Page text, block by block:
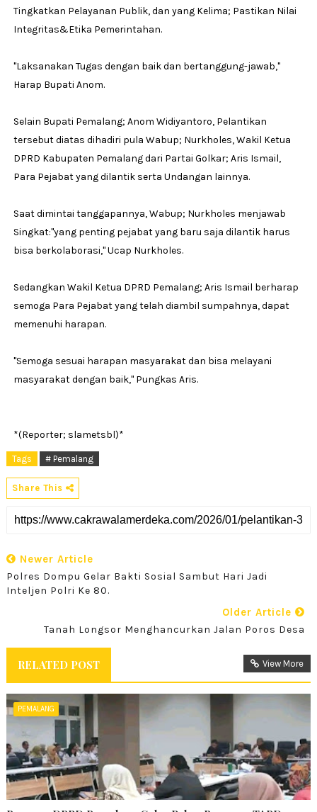
Tingkatkan Pelayanan Publik, dan yang Kelima; Pastikan Nilai
Integritas&Etika Pemerintahan.
''Laksanakan Tugas dengan baik dan bertanggung-jawab,''
Harap Bupati Anom.
Selain Bupati Pemalang; Anom Widiyantoro, Pelantikan
tersebut diatas dihadiri pula Wabup; Nurkholes, Wakil Ketua
DPRD Kabupaten Pemalang dari Partai Golkar; Aris Ismail,
Para Pejabat yang dilantik serta Undangan lainnya.
Saat dimintai tanggapannya, Wabup; Nurkholes menjawab
Singkat:''yang penting pejabat yang baru saja dilantik harus
bisa berkolaborasi,'' Ucap Nurkholes.
Sedangkan Wakil Ketua DPRD Pemalang; Aris Ismail berharap
semoga Para Pejabat yang telah diambil sumpahnya, dapat
memenuhi harapan.
''Semoga sesuai harapan masyarakat dan bisa melayani
masyarakat dengan baik,'' Pungkas Aris.
*(Reporter; slametsbl)*
Tags # Pemalang
Share This
Newer Article
Polres Dompu Gelar Bakti Sosial Sambut Hari Jadi
Inteljen Polri Ke 80.
Older Article
Tanah Longsor Menghancurkan Jalan Poros Desa
RELATED POST View More
PEMALANG